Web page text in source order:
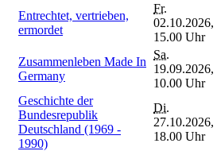
Entrechtet, vertrieben,
ermordet
Fr.
02.10.2026,
15.00 Uhr
Zusammenleben Made In
Germany
Sa.
19.09.2026,
10.00 Uhr
Geschichte der
Bundesrepublik
Deutschland (1969 -
1990)
Di.
27.10.2026,
18.00 Uhr